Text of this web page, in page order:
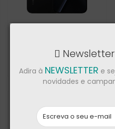
Adira à NEWSLETTER e
novidades e